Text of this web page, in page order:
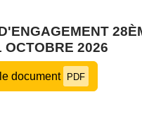
OCTOBRE 2026
document PDF